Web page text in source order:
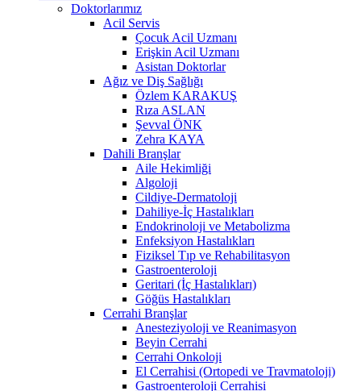
Doktorlarımız
Acil Servis
Çocuk Acil Uzmanı
Erişkin Acil Uzmanı
Asistan Doktorlar
Ağız ve Diş Sağlığı
Özlem KARAKUŞ
Rıza ASLAN
Şevval ÖNK
Zehra KAYA
Dahili Branşlar
Aile Hekimliği
Algoloji
Cildiye-Dermatoloji
Dahiliye-İç Hastalıkları
Endokrinoloji ve Metabolizma
Enfeksiyon Hastalıkları
Fiziksel Tıp ve Rehabilitasyon
Gastroenteroloji
Geritari (İç Hastalıkları)
Göğüs Hastalıkları
Cerrahi Branşlar
Anesteziyoloji ve Reanimasyon
Beyin Cerrahi
Cerrahi Onkoloji
El Cerrahisi (Ortopedi ve Travmatoloji)
Gastroenteroloji Cerrahisi